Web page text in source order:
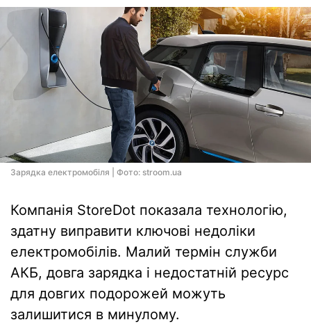
Зарядка електромобіля | Фото: stroom.ua
Компанія StoreDot показала технологію,
здатну виправити ключові недоліки
електромобілів. Малий термін служби
АКБ, довга зарядка і недостатній ресурс
для довгих подорожей можуть
залишитися в минулому.